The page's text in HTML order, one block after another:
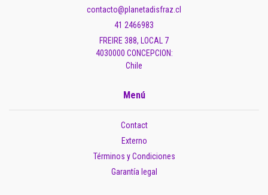
contacto@planetadisfraz.cl
41 2466983
FREIRE 388, LOCAL 7
4030000 CONCEPCION:
Chile
Menú
Contact
Externo
Términos y Condiciones
Garantía legal